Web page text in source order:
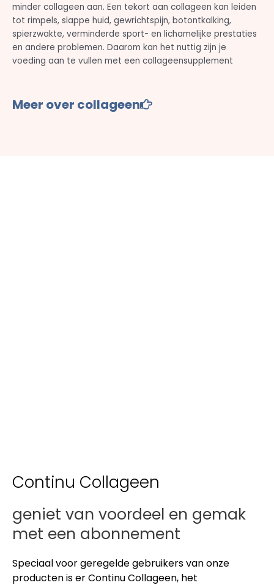
minder collageen aan. Een tekort aan collageen kan leiden
tot rimpels, slappe huid, gewrichtspijn, botontkalking,
spierzwakte, verminderde sport- en lichamelijke prestaties
en andere problemen. Daarom kan het nuttig zijn je
voeding aan te vullen met een collageensupplement
Meer over collageen
Continu Collageen
geniet van voordeel en gemak
met een abonnement
Speciaal voor geregelde gebruikers van onze
producten is er Continu Collageen, het